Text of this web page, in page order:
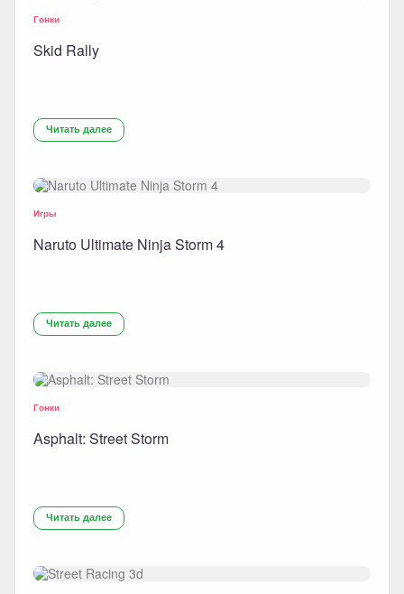
Гонки
Skid Rally
Читать далее
Игры
Naruto Ultimate Ninja Storm 4
Читать далее
Гонки
Asphalt: Street Storm
Читать далее